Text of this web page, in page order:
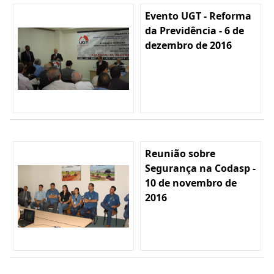
Evento UGT - Reforma
da Previdência - 6 de
dezembro de 2016
Reunião sobre
Segurança na Codasp -
10 de novembro de
2016